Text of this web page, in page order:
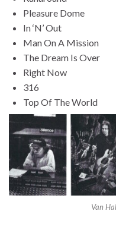
Pleasure Dome
In ‘N’ Out
Man On A Mission
The Dream Is Over
Right Now
316
Top Of The World
Van